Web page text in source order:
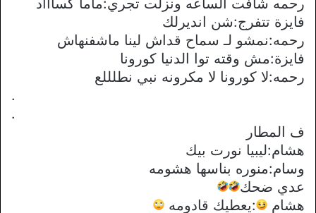
فايزة تتفرج:شن انديرلك
رحمه:نمشو لـ سماح قداش لينا ماشفنهاش
فايزة:مش وقته توا الدنيا كورونا
رحمه:لا كورونا لا مكرونه نبي نطلللع
.
.
ف المطار
هشام:ليبيا نورت بيك
وسام:منوره بناسها هشومه
عدي ضحك
هشام
:يعطيك قادومه